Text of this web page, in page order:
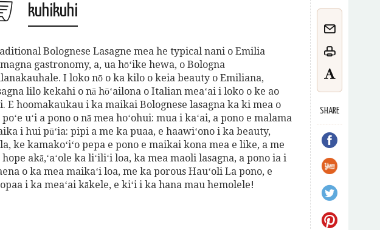
kuhikuhi
SHARE
Bolognese Lasagne mea he typical nani o Emilia
gastronomy, a, ua hōʻike hewa, o Bologna
I loko nō o ka kilo o keia beauty o Emiliana,
lilo kekahi o nā hōʻailona o Italian meaʻai i loko o ke ao
E hoomakaukau i ka maikai Bolognese lasagna ka ki mea o
uʻi a pono o nā mea hoʻohui: mua i kaʻai, a pono e malama
i hui pūʻia: pipi a me ka puaa, e haawiʻono i ka beauty,
ke kamakoʻiʻo pepa e pono e maikai kona mea e like, a me
akā,ʻaʻole ka liʻiliʻi loa, ka mea maoli lasagna, a pono ia i
o ka mea maikaʻi loa, me ka porous Hauʻoli La pono, e
i ka meaʻai kākele, e kiʻi i ka hana mau hemolele!